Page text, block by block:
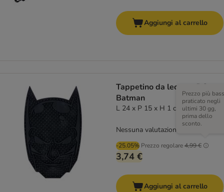
Aggiungi al carrello
Tappetino da leccare DC
Batman
L 24 x P 15 x H 1 cm
-25.05% Prezzo regolare4,99 €
Prezzo più
praticato negli
ultimi 30 gg,
prima dello
sconto.
3,74 €
Nessuna valutazione
Aggiungi al carrello